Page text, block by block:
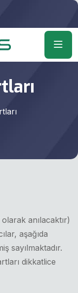
anılacaktır)
aşağıda
sayılmaktadır.
dikkatlice